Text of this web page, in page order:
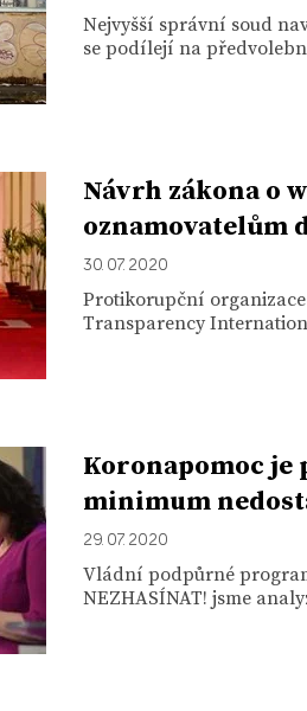
Nejvyšší správní soud
se podílejí na
Návrh zákona o
oznamovatelům
30. 07. 2020
Protikorupční
Transparency
Koronapomoc je
minimum
29. 07. 2020
Vládní podpůrné
NEZHASÍNAT! jsme